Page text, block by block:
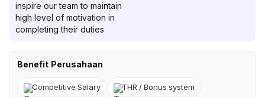
inspire our team to maintain
high level of motivation in
completing their duties
Benefit Perusahaan
Competitive Salary THR / Bonus system